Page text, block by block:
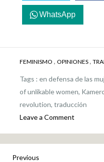
WhatsApp
FEMINISMO , OPINIONES ,
Tags : en defensa de las
of unlikable women,
revolution, traducción
Leave a Comment
defensa
Previous
Previous